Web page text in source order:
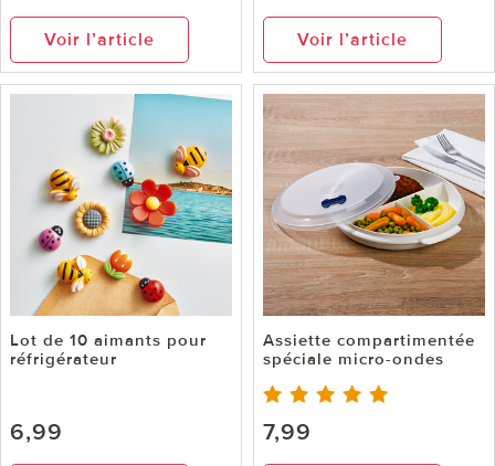
Voir l’article Voir l’article
Lot de 10 aimants pour
réfrigérateur
6,99
Assiette compartimentée
spéciale micro-ondes
7,99